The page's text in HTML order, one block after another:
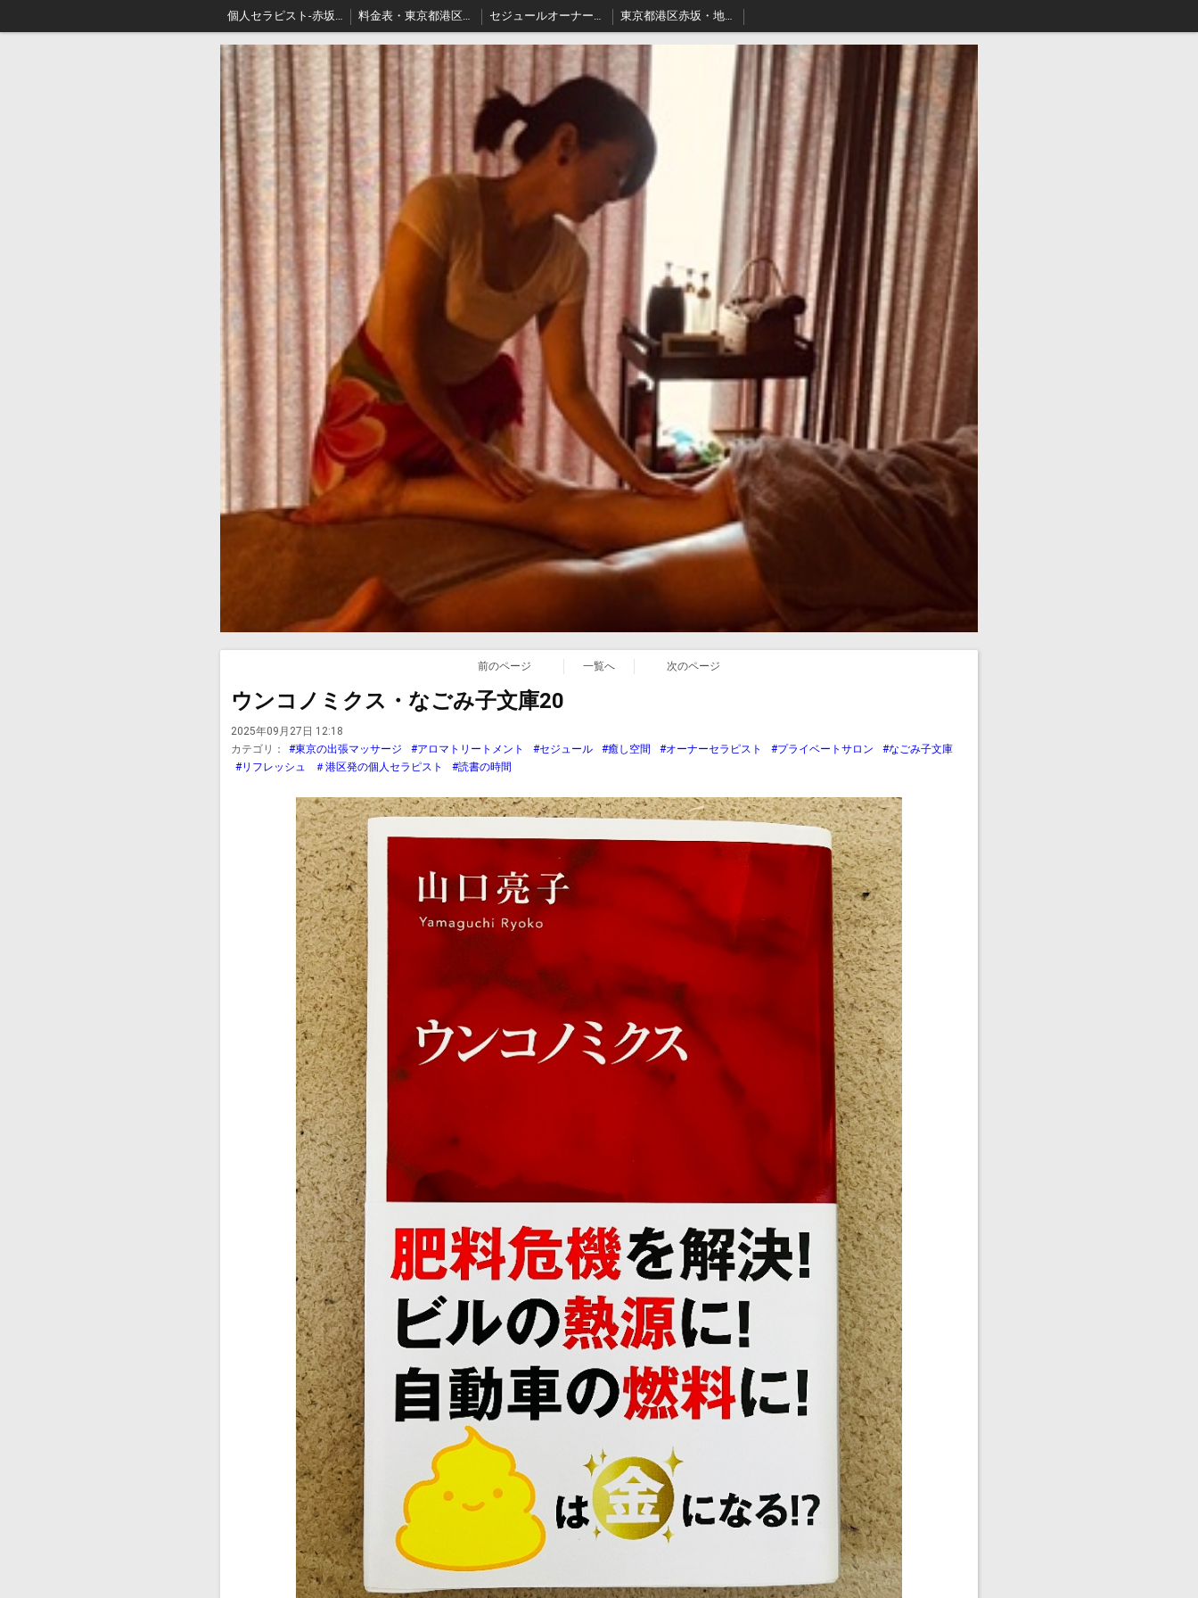
個人セラピスト-赤坂､出張リンパマッサージはアロマセジュール東京 料金表・東京都港区－本格派出張アロマオイルマッサージはセジュールへ セジュールオーナーセラピスト健康ブログ 東京都港区赤坂・地名の由来
前のページ 一覧へ 次のページ
ウンコノミクス・なごみ子文庫20
2025年09月27日 12:18
カテゴリ：
#東京の出張マッサージ #アロマトリートメント #セジュール #癒し空間 #オーナーセラピスト #プライベートサロン
#なごみ子文庫
#リフレッシュ
＃港区発の個人セラピスト #読書の時間